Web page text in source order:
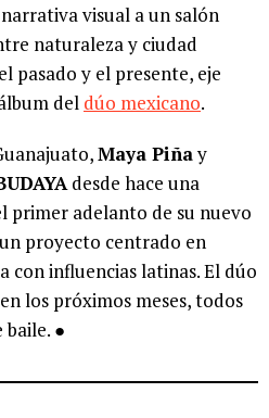
visual a un salón
naturaleza y ciudad
pasado y el presente, eje
del dúo mexicano.
Maya Piñay
desde hace una
primer adelanto de su nuevo
proyecto centrado en
con influencias latinas. El dúo
los próximos meses, todos
baile. ●